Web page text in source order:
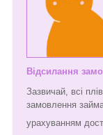
Відсилання
Зазвичай, всі
замовлення
урахуванням